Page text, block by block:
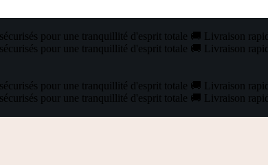
pour une tranquillité d'esprit totale 🚚 Livraison
pour une tranquillité d'esprit totale 🚚 Livraison
pour une tranquillité d'esprit totale 🚚 Livraison
pour une tranquillité d'esprit totale 🚚 Livraison